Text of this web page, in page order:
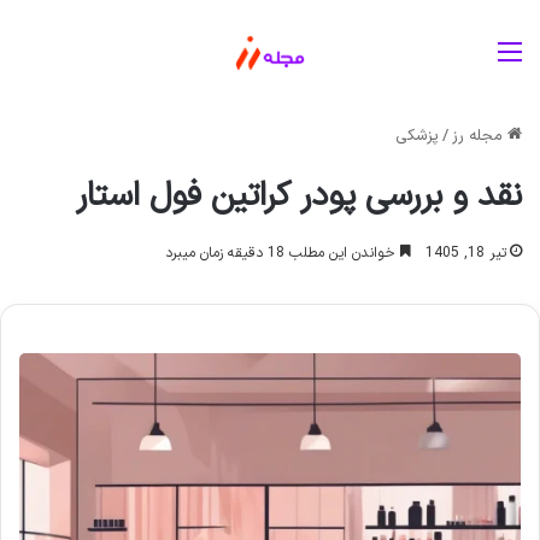
مجله رز/ پزشکی
نقد و بررسی پودر کراتین فول استار
تیر 18, 1405 خواندن این مطلب 18 دقیقه زمان میبرد